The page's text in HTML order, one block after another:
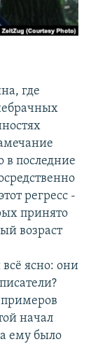
где
в последние
регресс -
принято
возраст
ясно: они
начал
ему было